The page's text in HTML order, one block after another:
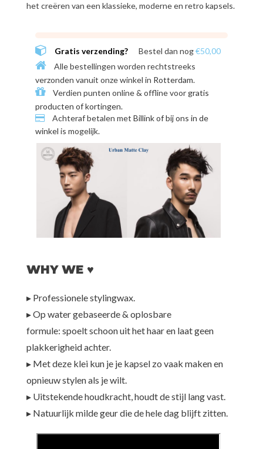
het creëren van een klassieke, moderne en retro kapsels.
Gratis verzending? Bestel dan nog€50,00
Alle bestellingen worden rechtstreeks
verzonden vanuit onze winkel in Rotterdam.
Verdien punten online & offline voor gratis
producten of kortingen.
Achteraf betalen met Billink of bij ons in de
winkel is mogelijk.
WHY WE ♥
▸ Professionele stylingwax.
▸ Op water gebaseerde & oplosbare
formule: spoelt schoon uit het haar en laat geen
plakkerigheid achter.
▸ Met deze klei kun je je kapsel zo vaak maken en
opnieuw stylen als je wilt.
▸ Uitstekende houdkracht, houdt de stijl lang vast.
▸ Natuurlijk milde geur die de hele dag blijft zitten.